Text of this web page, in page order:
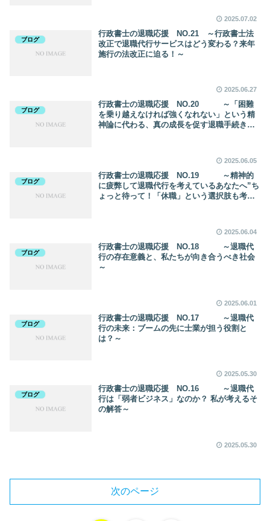
2025.07.02
ブログ
行政書士の退職応援 NO.21 ～行政書士法
改正で退職代行サービスはどう変わる？来年
施行の法改正に迫る！～
2025.06.27
ブログ
行政書士の退職応援 NO.20 ～「困難
を乗り越えなければ強くなれない」という精
神論に代わる、真の成長を促す退職手続きの
2025.06.05
ブログ
行政書士の退職応援 NO.19 ～精神的
に疲弊して退職代行を考えているあなたへ”ち
ょっと待って！「休職」という選択肢も考え
2025.06.04
ブログ
行政書士の退職応援 NO.18 ～退職代
行の存在意義と、私たちが向き合うべき社会
～
2025.06.01
ブログ
行政書士の退職応援 NO.17 ～退職代
行の未来：ブームの先に士業が担う役割と
は？～
2025.05.30
ブログ
行政書士の退職応援 NO.16 ～退職代
行は「弱者ビジネス」なのか？ 私が考えるそ
の解答～
2025.05.30
次のページ